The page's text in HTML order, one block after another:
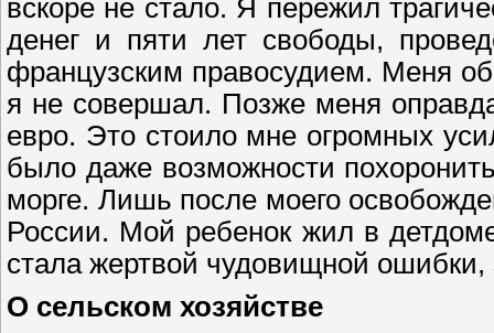
вскоре не стало. Я пережил
денег и пяти лет свободы,
французским правосудием. Меня
я не совершал. Позже меня
евро. Это стоило мне огромных
было даже возможности
морге. Лишь после моего
России. Мой ребенок жил в
стала жертвой чудовищной
О сельском хозяйстве